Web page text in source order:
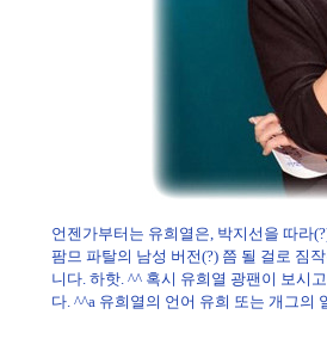
언젠가부터는 유희열은, 박지선을 따라
팜므 파탈의 남성 버전(?) 쯤 될 걸로 짐
니다. 하핫. ^^ 혹시 유희열 광팬이 보시
다. ^^a 유희열의 언어 유희 또는 개그의